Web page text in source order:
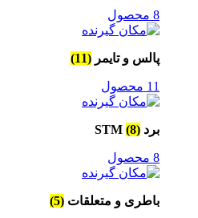
8 محصول
پالس و تایمر (11)
11 محصول
برد STM (8)
8 محصول
باطری و متعلقات (5)